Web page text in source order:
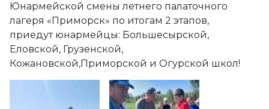
Юнармейской смены летнего палаточного
лагеря «Приморск» по итогам 2 этапов,
приедут юнармейцы: Большесырской,
Еловской, Грузенской,
Кожановской,Приморской и Огурской школ!